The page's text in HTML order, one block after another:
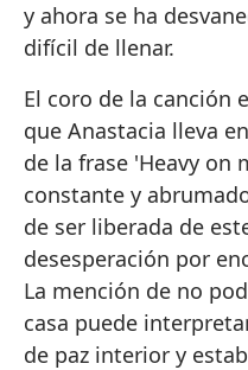
y ahora se ha
difícil de llenar.
El coro de la canción
que Anastacia lleva
de la frase 'Heavy on
constante y
de ser liberada de
desesperación por
La mención de no
casa puede
de paz interior y